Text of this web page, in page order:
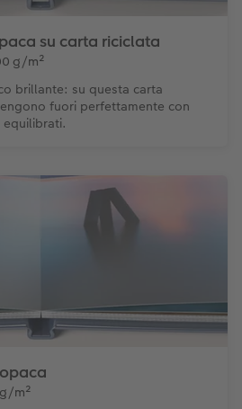
su carta riciclata
g/m²
brillante: su questa carta
fuori perfettamente con
m²